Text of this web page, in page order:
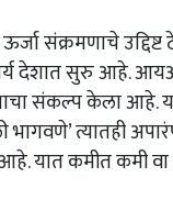
ऊर्जासंक्रमणाचेउद्दिष्ट
देशातसुरुआहे.
संकल्पकेलाआहे.
भागवणे’त्यातही
.यातकमीतकमीवा